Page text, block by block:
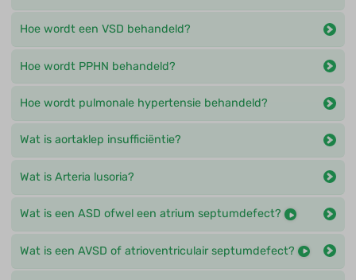
Hoe wordt een VSD behandeld?
Hoe wordt PPHN behandeld?
Hoe wordt pulmonale hypertensie behandeld?
Wat is aortaklep insufficiëntie?
Wat is Arteria lusoria?
Wat is een ASD ofwel een atrium septumdefect?
Wat is een AVSD of atrioventriculair septumdefect?